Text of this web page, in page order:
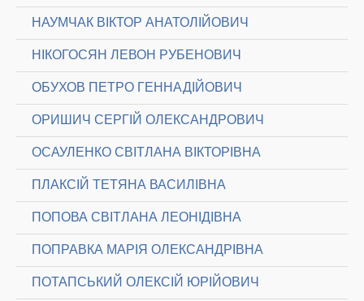
НАУМЧАК ВІКТОР АНАТОЛІЙОВИЧ
НІКОГОСЯН ЛЕВОН РУБЕНОВИЧ
ОБУХОВ ПЕТРО ГЕННАДІЙОВИЧ
ОРИШИЧ СЕРГІЙ ОЛЕКСАНДРОВИЧ
ОСАУЛЕНКО СВІТЛАНА ВІКТОРІВНА
ПЛАКСІЙ ТЕТЯНА ВАСИЛІВНА
ПОПОВА СВІТЛАНА ЛЕОНІДІВНА
ПОПРАВКА МАРІЯ ОЛЕКСАНДРІВНА
ПОТАПСЬКИЙ ОЛЕКСІЙ ЮРІЙОВИЧ